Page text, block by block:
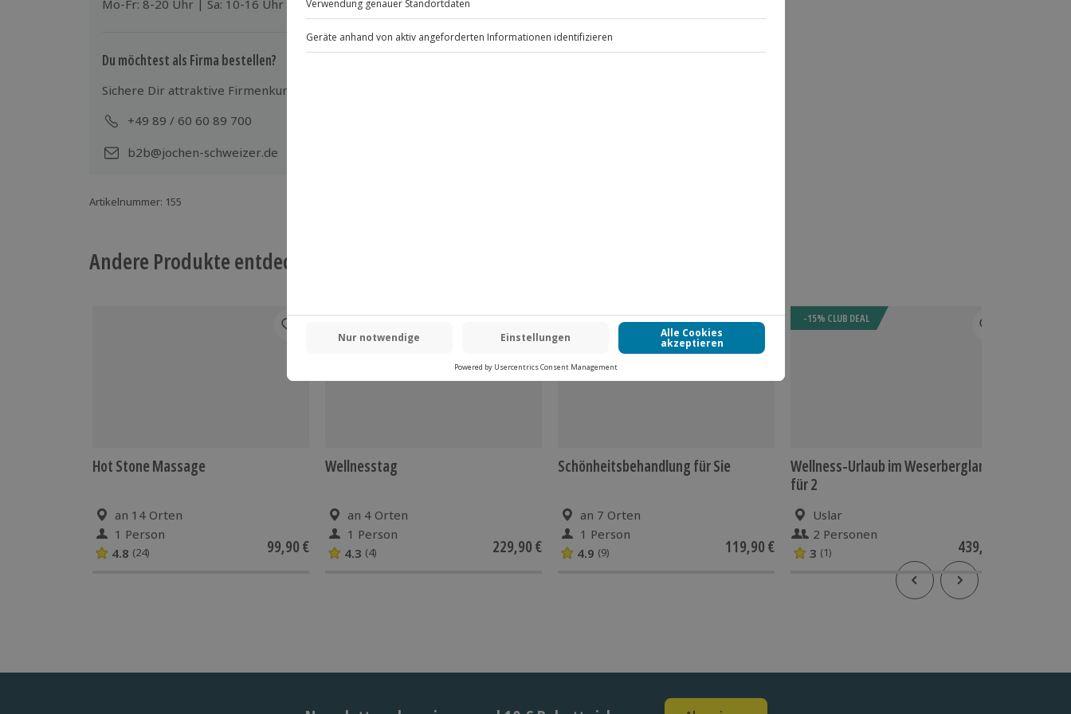
Mo-Fr: 8-20 Uhr | Sa: 10-16 Uhr
Du möchtest als Firma bestellen?
Sichere Dir attraktive Firmenkunden Vorteile.
+49 89 / 60 60 89 700
b2b@jochen-schweizer.de
Artikelnummer: 155
Andere Produkte entdecken
Hot Stone Massage
an 14 Orten
1 Person
4.8 (24) 99,90 €
Wellnesstag
an 4 Orten
1 Person
4.3 (4) 229,90 €
Schönheitsbehandlung für Sie
an 7 Orten
1 Person
4.9 (9) 119,90 €
-15% CLUB DEAL
Wellness-Urlaub im Weserbergland
für 2
Uslar
2 Personen
3 (1) 439,90 €